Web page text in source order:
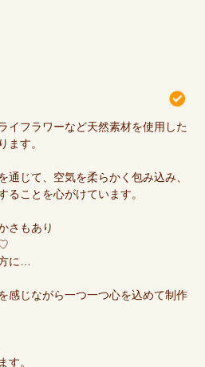
イフラワーなど天然素材を使用した
ます。
通じて、空気を柔らかく包み込み、
ることを心がけています。
さもあり
に…
感じながら一つ一つ心を込めて制作
す。